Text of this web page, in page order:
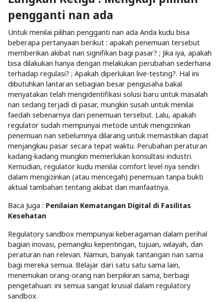
pengganti nan ada
Untuk menilai pilihan pengganti nan ada Anda kudu bisa
beberapa pertanyaan berikut : apakah penemuan tersebut
memberikan akibat nan signifikan bagi pasar? ; Jika iya, apakah
bisa dilakukan hanya dengan melakukan perubahan sederhana
terhadap regulasi? ; Apakah diperlukan live-testing?. Hal ini
dibutuhkan lantaran sebagian besar pengusaha bakal
menyatakan telah mengidentifikasi solusi baru untuk masalah
nan sedang terjadi di pasar, mungkin susah untuk menilai
faedah sebenarnya dari penemuan tersebut. Lalu, apakah
regulator sudah mempunyai metode untuk mengizinkan
penemuan nan sebelumnya dilarang untuk memastikan dapat
menjangkau pasar secara tepat waktu. Perubahan peraturan
kadang-kadang mungkin memerlukan konsultasi industri.
Kemudian, regulator kudu menilai comfort level nya sendiri
dalam mengizinkan (atau mencegah) penemuan tanpa bukti
aktual tambahan tentang akibat dan manfaatnya.
Baca Juga : Penilaian Kematangan Digital di Fasilitas
Kesehatan
Regulatory sandbox mempunyai keberagaman dalam perihal
bagian inovasi, pemangku kepentingan, tujuan, wilayah, dan
peraturan nan relevan. Namun, banyak tantangan nan sama
bagi mereka semua. Belajar dari satu satu sama lain,
menemukan orang-orang nan berpikiran sama, berbagi
pengetahuan: ini semua sangat krusial dalam regulatory
sandbox.